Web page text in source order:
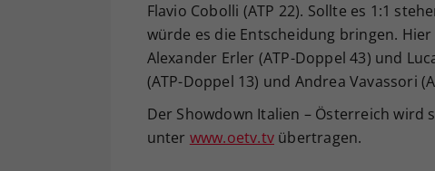
Flavio Cobolli (ATP 22). Sollte es 1:1
würde es die Entscheidung bringen.
Alexander Erler (ATP-Doppel 43) und
(ATP-Doppel 13) und Andrea Vavassori
Der Showdown Italien – Österreich wird
unter www.oetv.tv übertragen.